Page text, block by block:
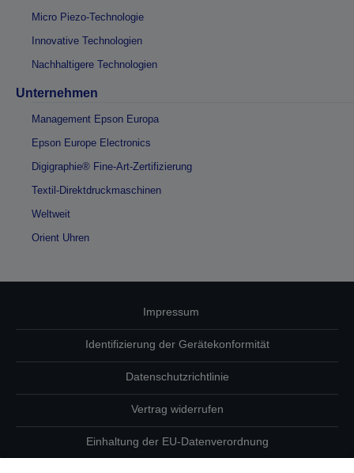
Micro Piezo-Technologie
Innovative Technologien
Nachhaltigere Technologien
Unternehmen
Management Epson Europa
Epson Europe Electronics
Digigraphie® Fine-Art-Zertifizierung
Textil-Direktdruckmaschinen
Weltweit
Orient Uhren
Impressum
Identifizierung der Gerätekonformität
Datenschutzrichtlinie
Vertrag widerrufen
Einhaltung der EU-Datenverordnung